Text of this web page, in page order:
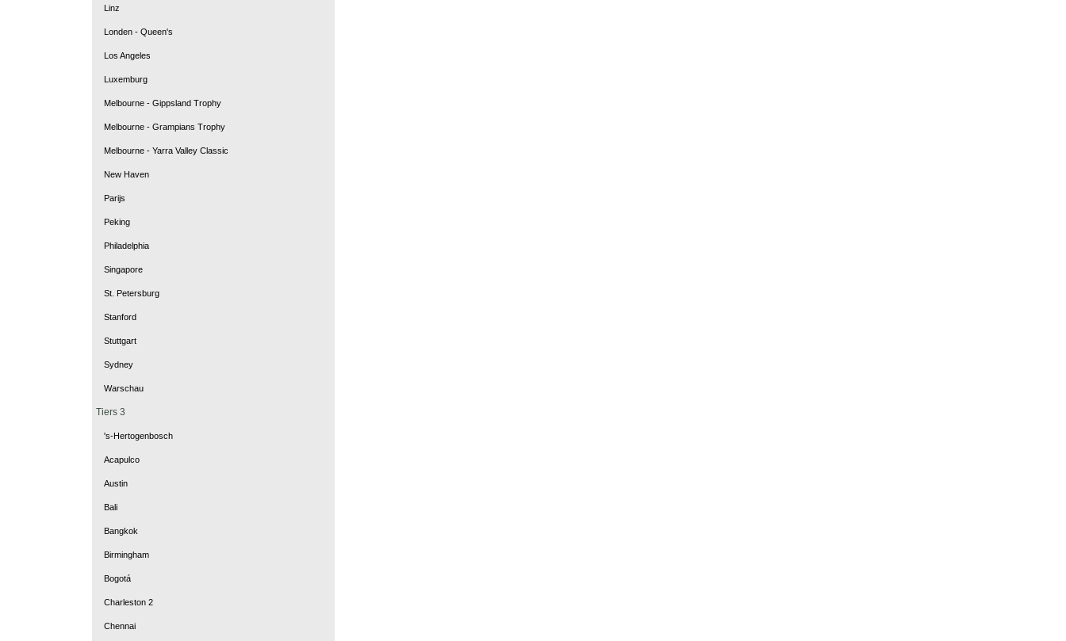
Linz
Londen - Queen's
Los Angeles
Luxemburg
Melbourne - Gippsland Trophy
Melbourne - Grampians Trophy
Melbourne - Yarra Valley Classic
New Haven
Parijs
Peking
Philadelphia
Singapore
St. Petersburg
Stanford
Stuttgart
Sydney
Warschau
Tiers 3
's-Hertogenbosch
Acapulco
Austin
Bali
Bangkok
Birmingham
Bogotá
Charleston 2
Chennai